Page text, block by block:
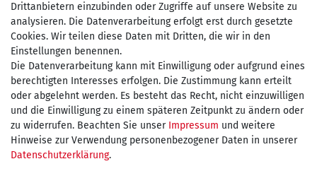
Zahlen Sie bequem per
Wir versenden mit
kostenfreie Lieferung
innerhalb Deutschland ab 75€
Drittanbietern einzubinden oder Zugriffe auf unsere Website zu
analysieren. Die Datenverarbeitung erfolgt erst durch gesetzte
Cookies. Wir teilen diese Daten mit Dritten, die wir in den
Einstellungen benennen.
Die Datenverarbeitung kann mit Einwilligung oder aufgrund eines
berechtigten Interesses erfolgen. Die Zustimmung kann erteilt
oder abgelehnt werden. Es besteht das Recht, nicht einzuwilligen
und die Einwilligung zu einem späteren Zeitpunkt zu ändern oder
zu widerrufen. Beachten Sie unser Impressum und weitere
Hinweise zur Verwendung personenbezogener Daten in unserer
Daten­schutz­erklärung.